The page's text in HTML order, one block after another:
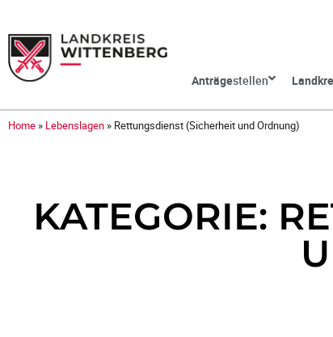
Anträgestellen
Home » Lebenslagen » Rettungsdienst (Sicherheit und Ordnung)
KATEGORIE: